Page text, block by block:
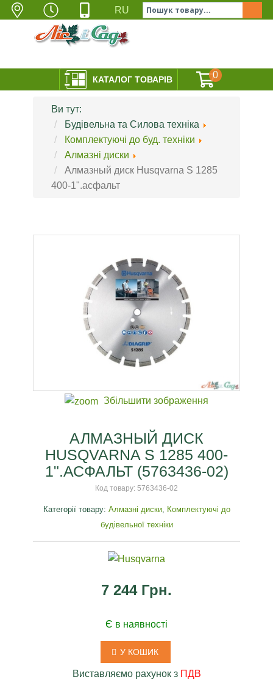
УКРАЇНА, ОДЕСА,
вул. ЛЕВІТАНА 141
Пн-Пт 9:00-18:00;
Сб 10:00-17:00;
Нд - Вихідний
097-525-05-35
063-660-30-11
048-772-88-77
RU
КАТАЛОГ ТОВАРІВ 0
Ви тут:
Будівельна та Силова техніка
Комплектуючі до буд. техніки
Алмазні диски
Алмазный диск Husqvarna S 1285
400-1".асфальт
Збільшити зображення
АЛМАЗНЫЙ ДИСК
HUSQVARNA S 1285 400-
1".АСФАЛЬТ (5763436-02)
Код товару: 5763436-02
Категорії товару: Алмазні диски,
Комплектуючі до
будівельної техніки
7 244 Грн.
Є в наявності
У КОШИК
Виставляємо рахунок з ПДВ